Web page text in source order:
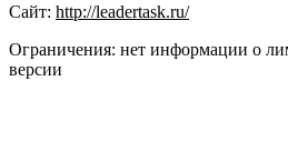
Сайт: http://leadertask.ru/
Ограничения: нет информации о
версии